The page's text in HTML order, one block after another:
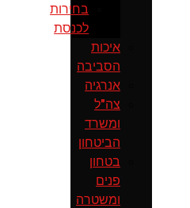
בחירות
לכנסת
איכות
הסביבה
אנרגיה
צה"ל
ומשרד
הביטחון
בטחון
פנים
ומשטרה